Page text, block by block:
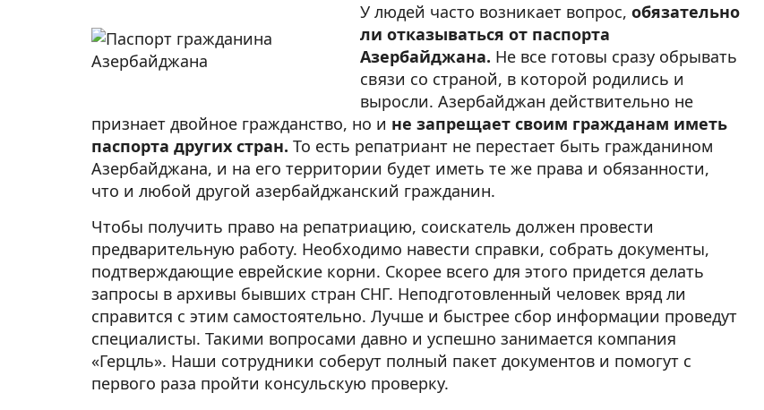
У людей часто возникает вопрос, обязательно
ли отказываться от паспорта
Азербайджана. Не все готовы сразу обрывать
связи со страной, в которой родились и
выросли. Азербайджан действительно не
признает двойное гражданство, но и не запрещает своим гражданам иметь
паспорта других стран. То есть репатриант не перестает быть гражданином
Азербайджана, и на его территории будет иметь те же права и обязанности,
что и любой другой азербайджанский гражданин.
Чтобы получить право на репатриацию, соискатель должен провести
предварительную работу. Необходимо навести справки, собрать документы,
подтверждающие еврейские корни. Скорее всего для этого придется делать
запросы в архивы бывших стран СНГ. Неподготовленный человек вряд ли
справится с этим самостоятельно. Лучше и быстрее сбор информации проведут
специалисты. Такими вопросами давно и успешно занимается компания
«Герцль». Наши сотрудники соберут полный пакет документов и помогут с
первого раза пройти консульскую проверку.